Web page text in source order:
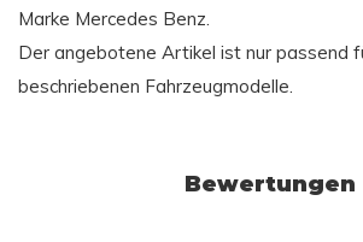
Marke Mercedes Benz.
Der angebotene Artikel ist nur passend
beschriebenen Fahrzeugmodelle.
Bewertungen